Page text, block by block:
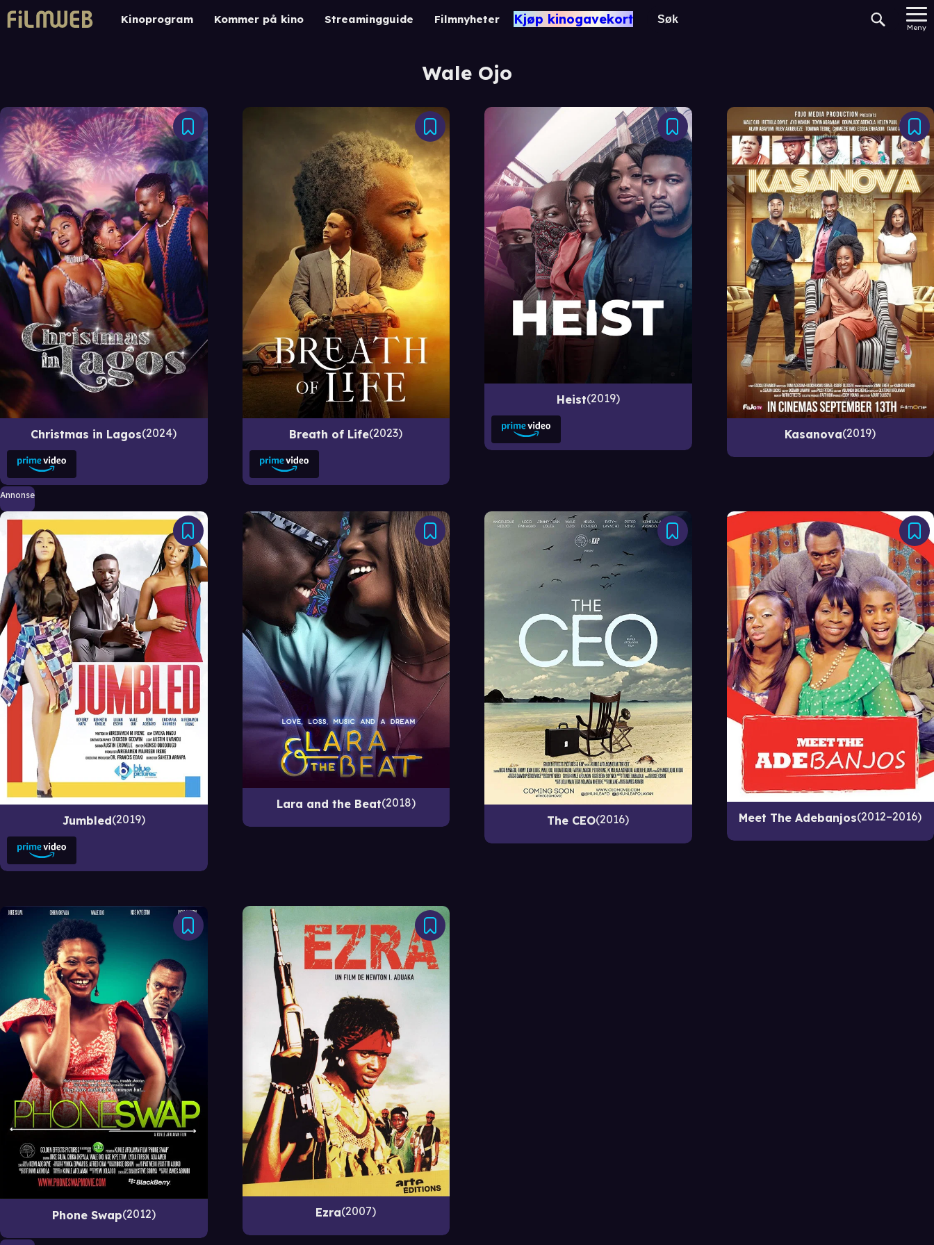
Kinoprogram Kommer på kino Streamingguide Filmnyheter Kjøp kinogavekort
Meny
Wale Ojo
Christmas in Lagos 2024 Breath of Life 2023
Heist 2019
Kasanova 2019
Annonse
Jumbled 2019
Lara and the Beat 2018
The CEO 2016 Meet The Adebanjos 2012–2016
Phone Swap 2012 Ezra 2007